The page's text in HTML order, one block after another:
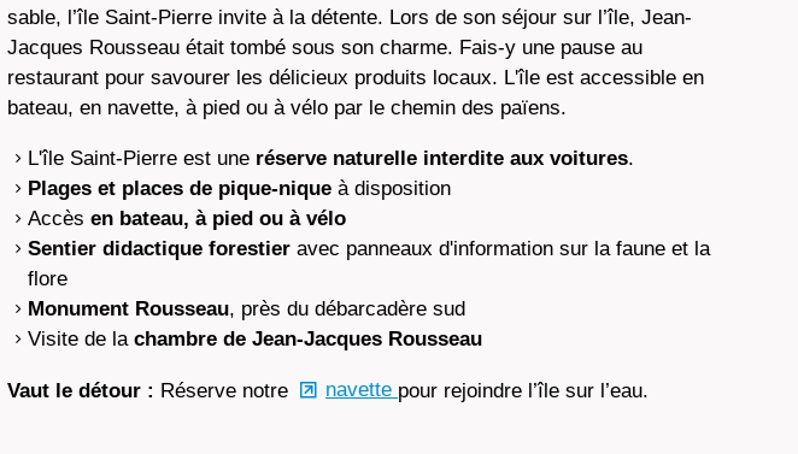
sable, l’île Saint-Pierre invite à la détente. Lors de son séjour sur l’île, Jean-
Jacques Rousseau était tombé sous son charme. Fais-y une pause au
restaurant pour savourer les délicieux produits locaux. L'île est accessible en
bateau, en navette, à pied ou à vélo par le chemin des païens.
L'île Saint-Pierre est une réserve naturelle interdite aux voitures.
Plages et places de pique-nique à disposition
Accès en bateau, à pied ou à vélo
Sentier didactique forestier avec panneaux d'information sur la faune et la
flore
Monument Rousseau, près du débarcadère sud
Visite de la chambre de Jean-Jacques Rousseau
Vaut le détour : Réserve notre navette pour rejoindre l’île sur l’eau.